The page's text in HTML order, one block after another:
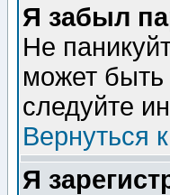
Я забыл
Не
может быть
следуйте
Вернуться
Я